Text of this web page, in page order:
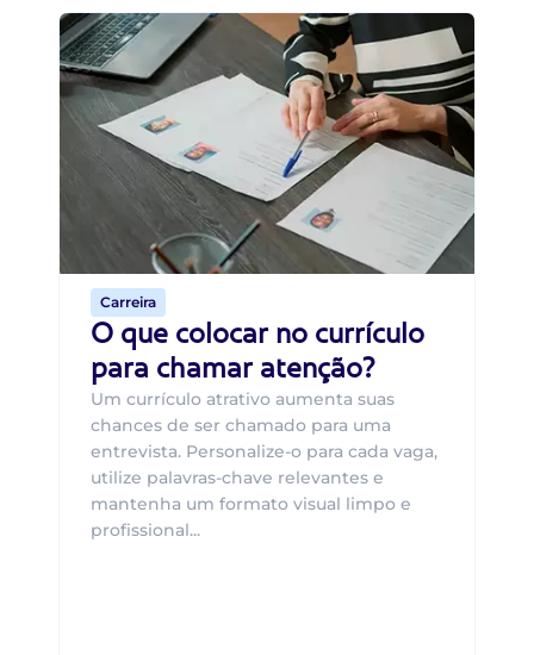
Carreira
O que colocar no currículo
para chamar atenção?
Um currículo atrativo aumenta suas
chances de ser chamado para uma
entrevista. Personalize-o para cada vaga,
utilize palavras-chave relevantes e
mantenha um formato visual limpo e
profissional...